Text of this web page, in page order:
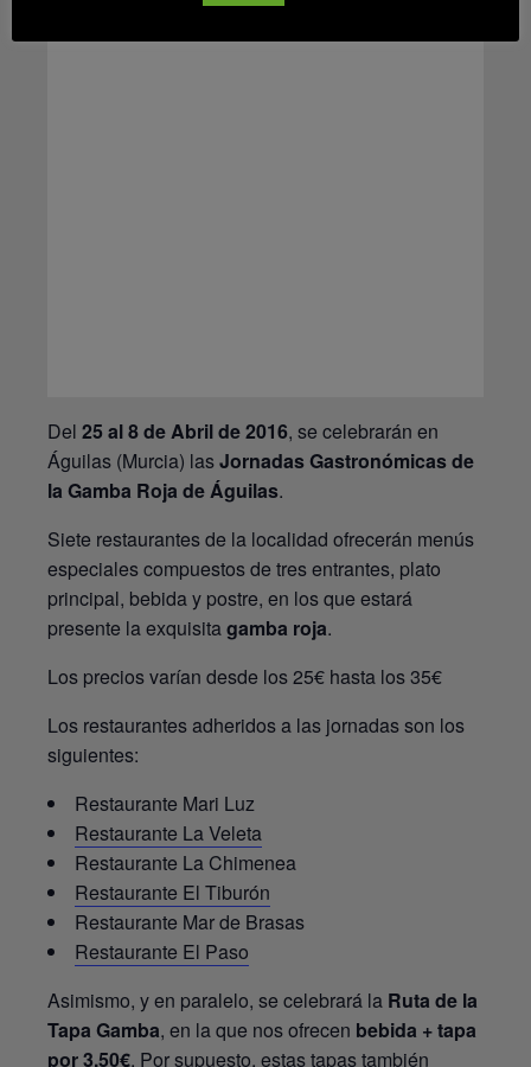
Del 25 al 8 de Abril de 2016, se celebrarán en
Águilas (Murcia) lasJornadas Gastronómicas de
la Gamba Roja de Águilas.
Siete restaurantes de la localidad ofrecerán menús
especiales compuestos de tres entrantes, plato
principal, bebida y postre, en los que estará
presente la exquisitagamba roja.
Los precios varían desde los 25€ hasta los 35€
Los restaurantes adheridos a las jornadas son los
siguientes:
Restaurante Mari Luz
Restaurante La Veleta
Restaurante La Chimenea
Restaurante El Tiburón
Restaurante Mar de Brasas
Restaurante El Paso
Asimismo, y en paralelo, se celebrará la Ruta de la
Tapa Gamba, en la que nos ofrecen bebida + tapa
por 3,50€. Por supuesto, estas tapas también